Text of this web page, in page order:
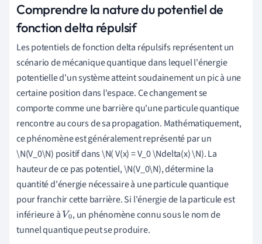
Comprendre la nature du potentiel de
fonction delta répulsif
Les potentiels de fonction delta répulsifs représentent un
scénario de mécanique quantique dans lequel l'énergie
potentielle d'un système atteint soudainement un pic à une
certaine position dans l'espace. Ce changement se
comporte comme une barrière qu'une particule quantique
rencontre au cours de sa propagation. Mathématiquement,
ce phénomène est généralement représenté par un
\N(V_0\N) positif dans \N( V(x) = V_0 \Ndelta(x) \N). La
hauteur de ce pas potentiel, \N(V_0\N), détermine la
quantité d'énergie nécessaire à une particule quantique
pour franchir cette barrière. Si l'énergie de la particule est
inférieure à V0, un phénomène connu sous le nom de
tunnel quantique peut se produire.